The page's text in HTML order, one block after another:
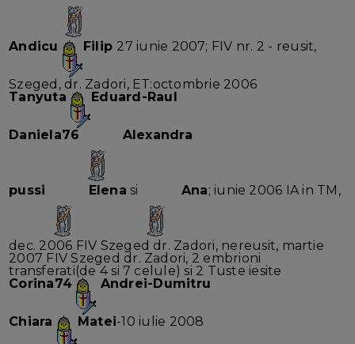
Andicu Filip 27 iunie 2007; FIV nr. 2 - reusit,
Szeged, dr. Zadori, ET:octombrie 2006
Tanyuta
Eduard-Raul
Daniela76 Alexandra
pussi Elena si Ana; iunie 2006 IA in TM,
dec. 2006 FIV Szeged dr. Zadori, nereusit, martie
2007 FIV Szeged dr. Zadori, 2 embrioni
transferati(de 4 si 7 celule) si 2 Tuste iesite
Corina74
Andrei-Dumitru
Chiara Matei-10 iulie 2008